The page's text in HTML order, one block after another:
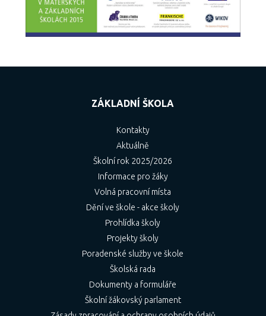
ZÁKLADNÍ ŠKOLA
Kontakty
Aktuálně
Školní rok 2025/2026
Informace pro žáky
Volná pracovní místa
Dění ve škole - akce školy
Prohlídka školy
Projekty školy
Poradenské služby ve škole
Školská rada
Dokumenty a formuláře
Školní žákovský parlament